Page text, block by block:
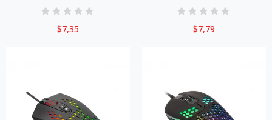
$7,35 $7,79